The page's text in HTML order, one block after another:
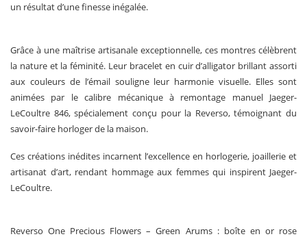
un résultat d’une finesse inégalée.
Grâce à une maîtrise artisanale exceptionnelle, ces montres célèbrent
la nature et la féminité. Leur bracelet en cuir d’alligator brillant assorti
aux couleurs de l’émail souligne leur harmonie visuelle. Elles sont
animées par le calibre mécanique à remontage manuel Jaeger-
LeCoultre 846, spécialement conçu pour la Reverso, témoignant du
savoir-faire horloger de la maison.
Ces créations inédites incarnent l’excellence en horlogerie, joaillerie et
artisanat d’art, rendant hommage aux femmes qui inspirent Jaeger-
LeCoultre.
Reverso One Precious Flowers – Green Arums : boîte en or rose